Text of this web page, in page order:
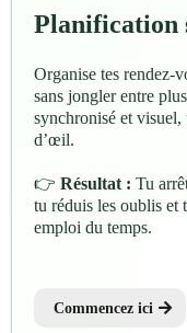
Planification
Organise tes rendez-
sans jongler entre
synchronisé et
d’œil.
👉 Résultat : Tu
tu réduis les oublis et
emploi du temps.
Commencez ici